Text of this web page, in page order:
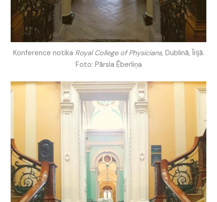
Konference notika Royal College of Physicians, Dublinā, Īrijā.
Foto: Pārsla Ēberliņa